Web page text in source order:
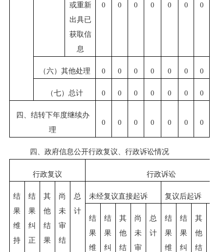
或重新
出具已
获取信
息
0 0 0 0 0 0 0
（六）其他处理 0 0 0 0 0 0 0
（七）总计 0 0 0 0 0 0 0
四、结转下年度继续办
理
0 0 0 0 0 0 0
四、政府信息公开行政复议、行政诉讼情况
行政复议 行政诉讼
结
果
维
持
结
果
纠
正
其
他
结
果
尚
未
审
结
总
计
未经复议直接起诉 复议后起诉
结
果
维
结
果
纠
其
他
结
尚
未
审
总
计
结
果
维
结
果
纠
其
他
结